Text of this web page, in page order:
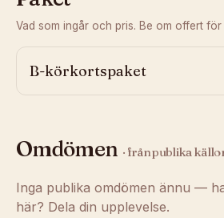
Vad som ingår och pris. Be om offert för
B-körkortspaket
Omdömen · från publika
Inga publika omdömen ännu —
här? Dela din upplevelse.